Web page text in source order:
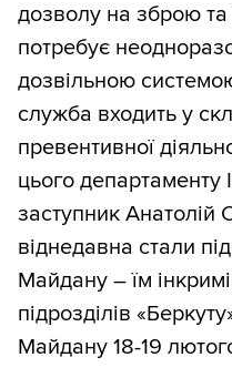
дозволу на зброю
потребує
дозвільною
служба входить у
превентивної
цього департаменту
заступник Анатолій
віднедавна стали
Майдану – їм
підрозділів
Майдану 18-19